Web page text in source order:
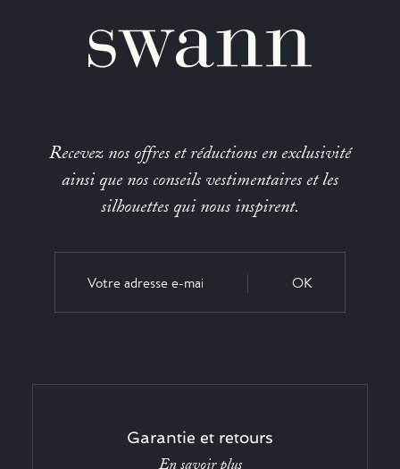
Recevez nos offres et réductions en exclusivité
ainsi que nos conseils vestimentaires et les
silhouettes qui nous inspirent.
OK
Garantie et retours
En savoir plus